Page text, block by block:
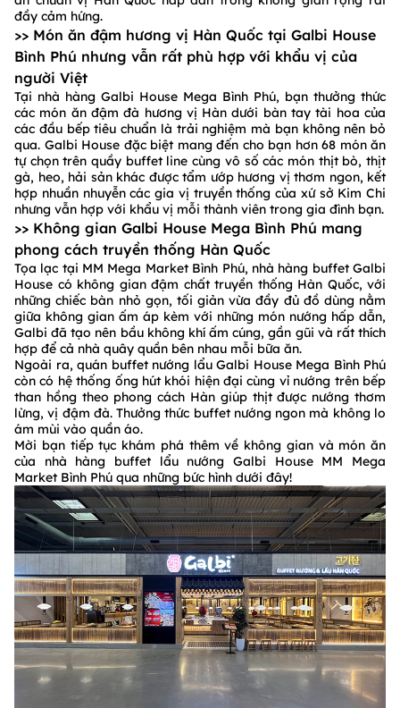
đầy cảm hứng.
>> Món ăn đậm hương vị Hàn Quốc tại Galbi House
Bình Phú nhưng vẫn rất phù hợp với khẩu vị của
người Việt
Tại nhà hàng Galbi House Mega Bình Phú, bạn thưởng thức
các món ăn đậm đà hương vị Hàn dưới bàn tay tài hoa của
các đầu bếp tiêu chuẩn là trải nghiệm mà bạn không nên bỏ
qua. Galbi House đặc biệt mang đến cho bạn hơn 68 món ăn
tự chọn trên quầy buffet line cùng vô số các món thịt bò, thịt
gà, heo, hải sản khác được tẩm ướp hương vị thơm ngon, kết
hợp nhuần nhuyễn các gia vị truyền thống của xứ sở Kim Chi
nhưng vẫn hợp với khẩu vị mỗi thành viên trong gia đình bạn.
>> Không gian Galbi House Mega Bình Phú mang
phong cách truyền thống Hàn Quốc
Tọa lạc tại MM Mega Market Bình Phú, nhà hàng buffet Galbi
House có không gian đậm chất truyền thống Hàn Quốc, với
những chiếc bàn nhỏ gọn, tối giản vừa đầy đủ đồ dùng nằm
giữa không gian ấm áp kèm với những món nướng hấp dẫn,
Galbi đã tạo nên bầu không khí ấm cúng, gần gũi và rất thích
hợp để cả nhà quây quần bên nhau mỗi bữa ăn.
Ngoài ra, quán buffet nướng lẩu Galbi House Mega Bình Phú
còn có hệ thống ống hút khói hiện đại cùng vỉ nướng trên bếp
than hồng theo phong cách Hàn giúp thịt được nướng thơm
lừng, vị đậm đà. Thưởng thức buffet nướng ngon mà không lo
ám mùi vào quần áo.
Mời bạn tiếp tục khám phá thêm về không gian và món ăn
của nhà hàng buffet lẩu nướng Galbi House MM Mega
Market Bình Phú qua những bức hình dưới đây!